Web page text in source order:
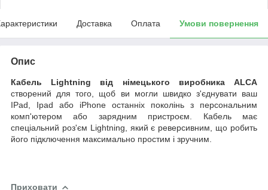
Доставка Оплата Умови повернення
Опис
Кабель Lightning від німецького виробника ALCA
створений для того, щоб ви могли швидко з'єднувати ваш
IPad, Ipad або iPhone останніх поколінь з персональним
комп'ютером або зарядним пристроєм. Кабель має
спеціальний роз'єм Lightning, який є реверсивним, що робить
його підключення максимально простим і зручним.
Приховати